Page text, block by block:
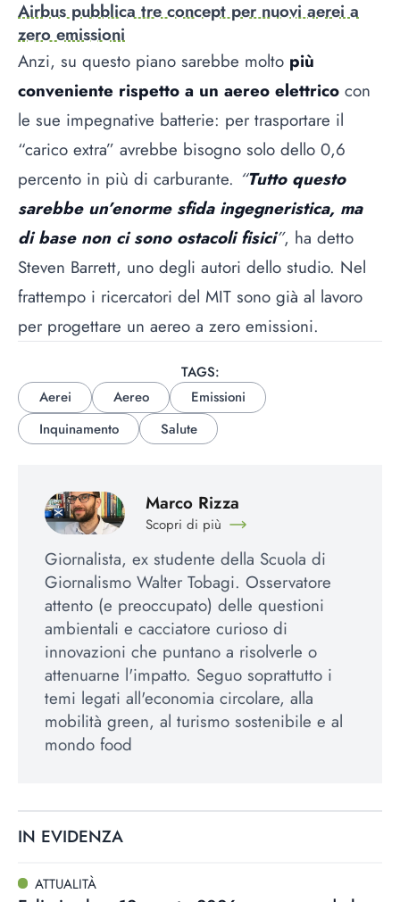
Airbus pubblica tre concept per nuovi aerei a
zero emissioni
Anzi, su questo piano sarebbe molto più
conveniente rispetto a un aereo elettrico con
le sue impegnative batterie: per trasportare il
“carico extra” avrebbe bisogno solo dello 0,6
percento in più di carburante. “Tutto questo
sarebbe un’enorme sfida ingegneristica, ma
di base non ci sono ostacoli fisici”, ha detto
Steven Barrett, uno degli autori dello studio. Nel
frattempo i ricercatori del MIT sono già al lavoro
per progettare un aereo a zero emissioni.
TAGS:
Aerei
Aereo
Emissioni
Inquinamento
Salute
Marco Rizza
Scopri di più
Giornalista, ex studente della Scuola di
Giornalismo Walter Tobagi. Osservatore
attento (e preoccupato) delle questioni
ambientali e cacciatore curioso di
innovazioni che puntano a risolverle o
attenuarne l'impatto. Seguo soprattutto i
temi legati all'economia circolare, alla
mobilità green, al turismo sostenibile e al
mondo food
IN EVIDENZA
ATTUALITÀ